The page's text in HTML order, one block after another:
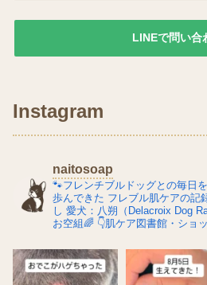
LINEで問い合
Instagram
naitosoap
🐾フレンチブルドッグとの毎日
歩んできた フレブル肌ケアの記
し 愛犬：八朔（Delacroix Dog
お空組🌈 👇肌ケア図書館・ショ